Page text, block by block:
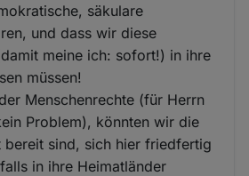
säkulare
und dass wir diese
meine ich: sofort!) in ihre
müssen!
Menschenrechte (für Herrn
Problem), könnten wir die
bereit sind, sich hier friedfertig
in ihre Heimatländer